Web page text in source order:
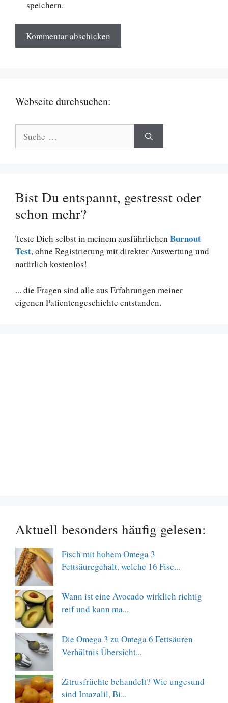
speichern.
Webseite durchsuchen:
nach:
Bist Du entspannt, gestresst oder
schon mehr?
Teste Dich selbst in meinem ausführlichen Burnout
Test, ohne Registrierung mit direkter Auswertung und
natürlich kostenlos!
... die Fragen sind alle aus Erfahrungen meiner
eigenen Patientengeschichte entstanden.
Aktuell besonders häufig gelesen:
Fisch mit hohem Omega 3
Fettsäuregehalt, welche 16 Fisc...
Wann ist eine Avocado wirklich richtig
reif und kann ma...
Die Omega 3 zu Omega 6 Fettsäuren
Verhältnis Übersicht...
Zitrusfrüchte behandelt? Wie ungesund
sind Imazalil, Bi...